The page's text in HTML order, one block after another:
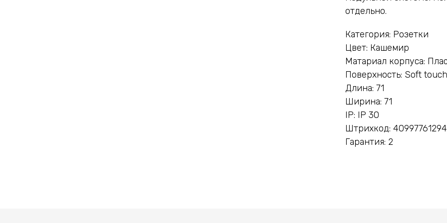
отдельно.
Категория: Розетки
Цвет: Кашемир
Матариал корпуса:
Поверхность: Soft touch
Длина: 71
Ширина: 71
IP: IP 30
Штрихкод:
Гарантия: 2